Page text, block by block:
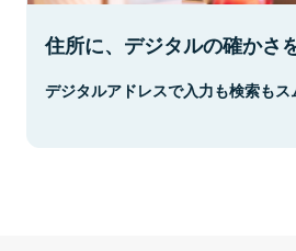
住所に、デジタルの確かさを
デジタルアドレスで入力も検索もス